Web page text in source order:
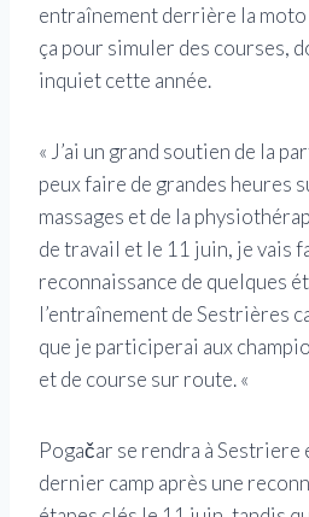
entraînement derrière la moto
ça pour simuler des courses,
inquiet cette année.
« J’ai un grand soutien de la
peux faire de grandes heures
massages et de la
de travail et le 11 juin, je vais
reconnaissance de quelques
l’entraînement de Sestrières
que je participerai aux
et de course sur route. «
Pogačar se rendra à Sestriere
dernier camp après une